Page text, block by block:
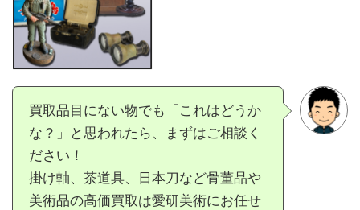
買取品目にない物でも「これはどうか
な？」と思われたら、まずはご相談く
ださい！
掛け軸、茶道具、日本刀など骨董品や
美術品の高価買取は愛研美術にお任せ